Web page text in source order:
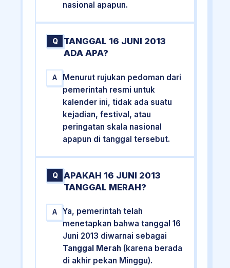
nasional apapun.
Q
TANGGAL 16 JUNI 2013
ADA APA?
A
Menurut rujukan pedoman dari
pemerintah resmi untuk
kalender ini, tidak ada suatu
kejadian, festival, atau
peringatan skala nasional
apapun di tanggal tersebut.
Q
APAKAH 16 JUNI 2013
TANGGAL MERAH?
A
Ya, pemerintah telah
menetapkan bahwa tanggal 16
Juni 2013 diwarnai sebagai
Tanggal Merah (karena berada
di akhir pekan Minggu).